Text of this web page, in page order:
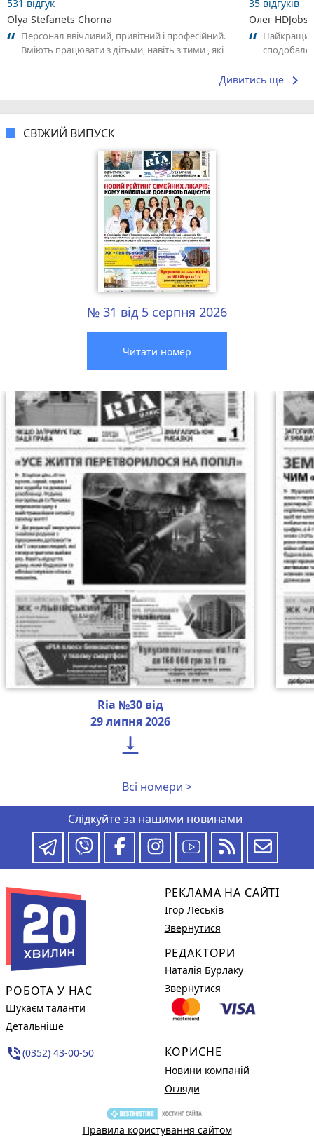
531 відгук
Olya Stefanets Chorna
Персонал ввічливий, привітний і професійний.
Вміють працювати з дітьми, навіть з тими , які
35 відгуків
Олег HDJobs
Найкращий
Дивитись ще keyboard_arrow_right
СВІЖИЙ ВИПУСК
№ 31 від 5 серпня 2026
Читати номер
Ria №30 від
29 липня 2026

Всі номери >
Слідкуйте за нашими новинами
РОБОТА У НАС
Шукаєм таланти
Детальніше
phone_in_talk(0352) 43-00-50
РЕКЛАМА НА САЙТІ
Ігор Леськів
Звернутися
РЕДАКТОРИ
Наталія Бурлаку
Звернутися
КОРИСНЕ
Новини компаній
Огляди
Правила користування сайтом